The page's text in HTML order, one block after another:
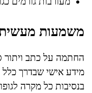
משמעות
החתמה על כתב ויתור
מידע אישי שבדרך
בנסיבות כל מקרה